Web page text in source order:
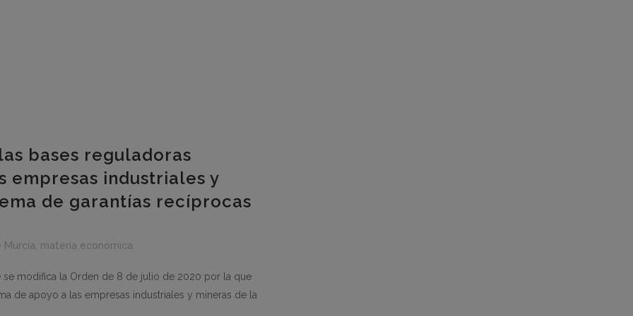
bases reguladoras
empresas industriales y
de garantías recíprocas
Murcia materia económica
modifica la Orden de 8 de julio de 2020 por la que
de apoyo a las empresas industriales y mineras de la